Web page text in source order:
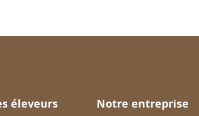
éleveurs Notre entreprise